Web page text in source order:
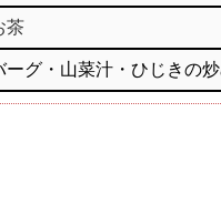
茶
ーグ・山菜汁・ひじきの